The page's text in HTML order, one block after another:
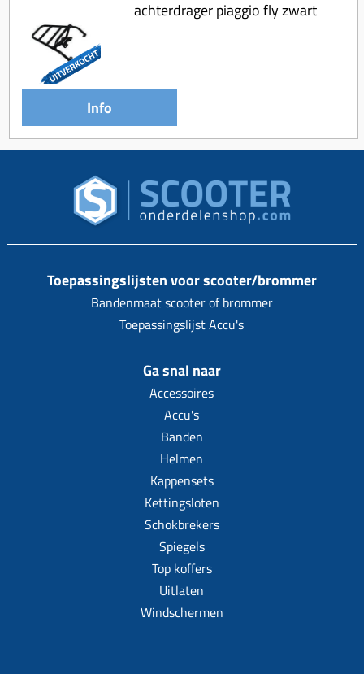
achterdrager piaggio fly zwart
Info
Toepassingslijsten voor scooter/brommer
Bandenmaat scooter of brommer
Toepassingslijst Accu's
Ga snal naar
Accessoires
Accu's
Banden
Helmen
Kappensets
Kettingsloten
Schokbrekers
Spiegels
Top koffers
Uitlaten
Windschermen